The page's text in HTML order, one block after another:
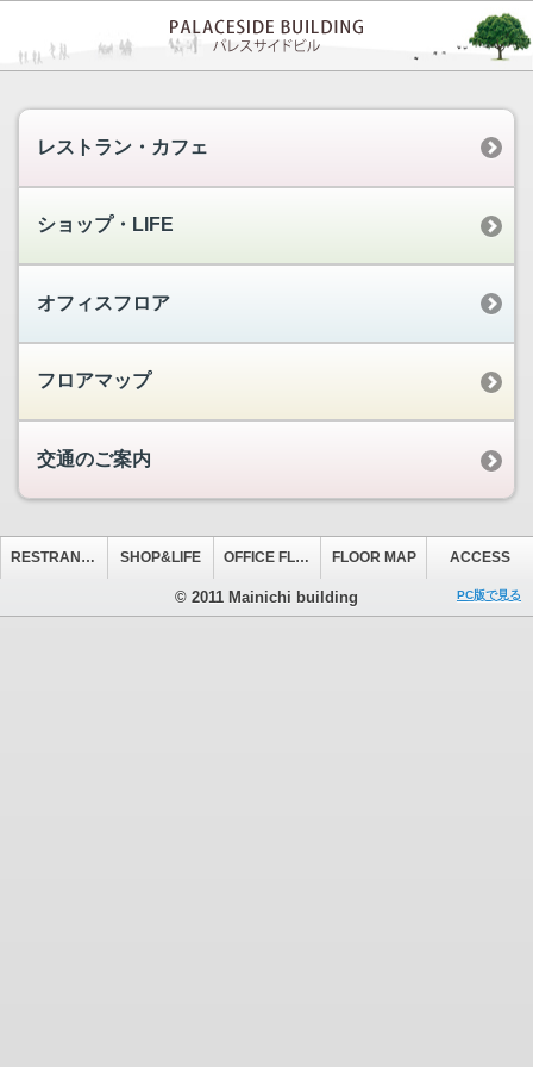
レストラン・カフェ
ショップ・LIFE
オフィスフロア
フロアマップ
交通のご案内
RESTRANT&CAFE SHOP&LIFE OFFICE FLOOR FLOOR MAP ACCESS
© 2011 Mainichi building PC版で見る